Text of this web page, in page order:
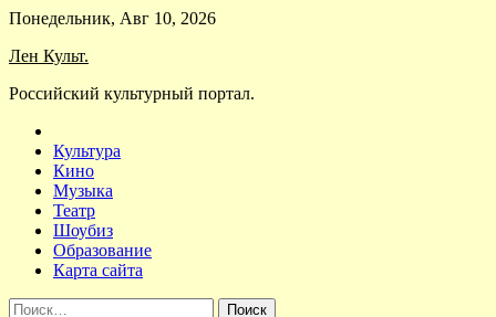
Skip
content
Понедельник, Авг 10, 2026
Лен Культ.
Российский культурный портал.
Культура
Кино
Музыка
Театр
Шоубиз
Образование
Карта сайта
Найти: